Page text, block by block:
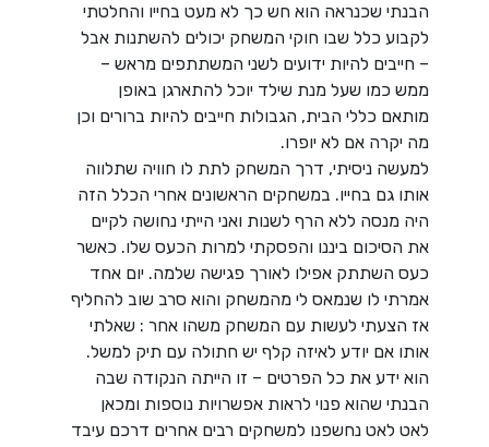
הבנתי שכנראה הוא חש כך לא מעט בחייו והחלטתי
לקבוע כלל שבו חוקי המשחק יכולים להשתנות אבל
– חייבים להיות ידועים לשני המשתתפים מראש –
ממש כמו שעל מנת שילד יוכל להתארגן באופן
מותאם כללי הבית, הגבולות חייבים להיות ברורים וכן
מה יקרה אם לא יופרו.
למעשה ניסיתי, דרך המשחק לתת לו חוויה שתלווה
אותו גם בחייו. במשחקים הראשונים אחרי הכלל הזה
היה מנסה ללא הרף לשנות ואני הייתי נחושה לקיים
את הסיכום ביננו והפסקתי למרות הכעס שלו. כאשר
כעס השתתק אפילו לאורך פגישה שלמה. יום אחד
אמרתי לו שנמאס לי מהמשחק והוא סרב שוב להחליף
אז הצעתי לעשות עם המשחק משהו אחר : שאלתי
אותו אם יודע לאיזה קלף יש חתולה עם תיק למשל.
הוא ידע את כל הפרטים – זו הייתה הנקודה שבה
הבנתי שהוא פנוי לראות אפשרויות נוספות ומכאן
לאט לאט נחשפנו למשחקים רבים אחרים דרכם עיבד